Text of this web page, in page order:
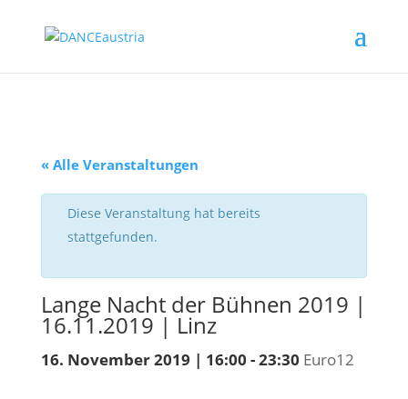
« Alle Veranstaltungen
Diese Veranstaltung hat bereits
stattgefunden.
Lange Nacht der Bühnen 2019 |
16.11.2019 | Linz
16. November 2019 | 16:00 -23:30 Euro12